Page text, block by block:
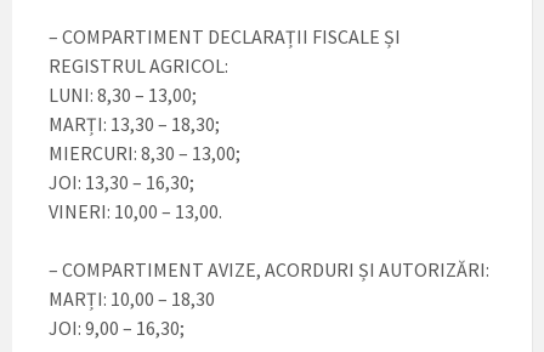
– COMPARTIMENT DECLARAȚII FISCALE ȘI
REGISTRUL AGRICOL:
LUNI: 8,30 – 13,00;
MARȚI: 13,30 – 18,30;
MIERCURI: 8,30 – 13,00;
JOI: 13,30 – 16,30;
VINERI: 10,00 – 13,00.
– COMPARTIMENT AVIZE, ACORDURI ȘI AUTORIZĂRI:
MARȚI: 10,00 – 18,30
JOI: 9,00 – 16,30;